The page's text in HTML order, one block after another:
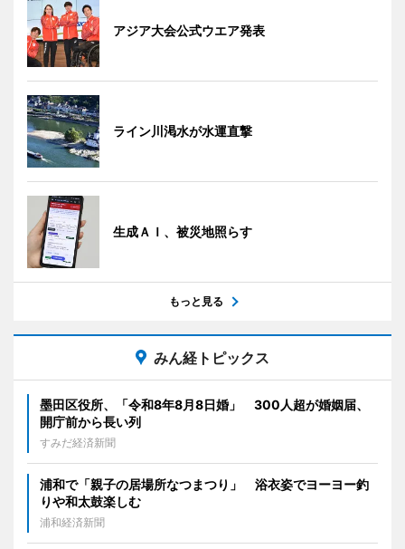
アジア大会公式ウエア発表
ライン川渇水が水運直撃
生成ＡＩ、被災地照らす
もっと見る
みん経トピックス
墨田区役所、「令和8年8月8日婚」 300人超が婚姻届、
開庁前から長い列
すみだ経済新聞
浦和で「親子の居場所なつまつり」 浴衣姿でヨーヨー釣
りや和太鼓楽しむ
浦和経済新聞